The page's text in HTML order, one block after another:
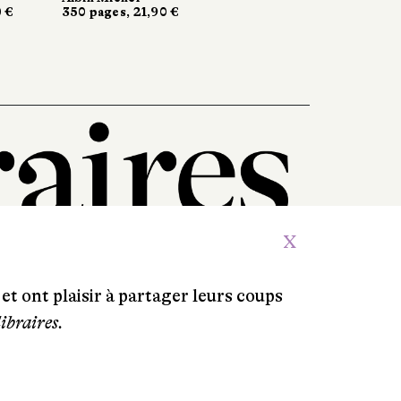
350 pages, 21,90 €
350 pages, 21,90 €
X
ont plaisir à partager leurs coups